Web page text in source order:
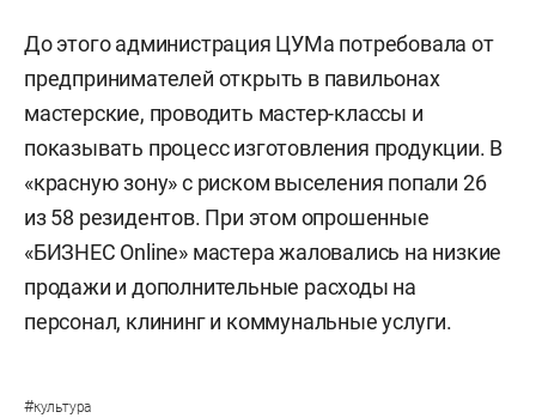
До этого администрация ЦУМа потребовала от
предпринимателей открыть в павильонах
мастерские, проводить мастер-классы и
показывать процесс изготовления продукции. В
«красную зону» с риском выселения попали 26
из 58 резидентов. При этом опрошенные
«БИЗНЕС Online» мастера жаловались на низкие
продажи и дополнительные расходы на
персонал, клининг и коммунальные услуги.
#культура